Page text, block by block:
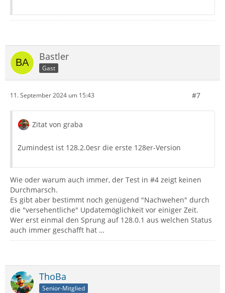
Bastler
Gast
11. September 2024 um 15:43 #7
Zitat von graba
Zumindest ist 128.2.0esr die erste 128er-Version
Wie oder warum auch immer, der Test in #4 zeigt keinen
Durchmarsch.
Es gibt aber bestimmt noch genügend "Nachwehen" durch
die "versehentliche" Updatemöglichkeit vor einiger Zeit.
Wer erst einmal den Sprung auf 128.0.1 aus welchen Status
auch immer geschafft hat …
ThoBa
Senior-Mitglied